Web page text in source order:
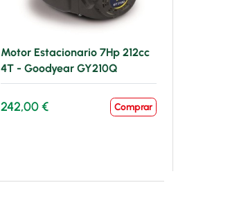
Motor Estacionario 7Hp 212cc
4T - Goodyear GY210Q
242,00 € Comprar